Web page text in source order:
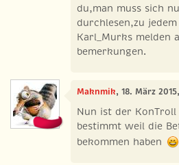
du,man muss sich
durchlesen,zu
Karl_Murks melden
bemerkungen.
Maknmik, 18. März
Nun ist der
bestimmt weil die
bekommen haben